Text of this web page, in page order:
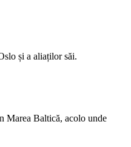
și a aliaților săi.
Marea Baltică, acolo unde